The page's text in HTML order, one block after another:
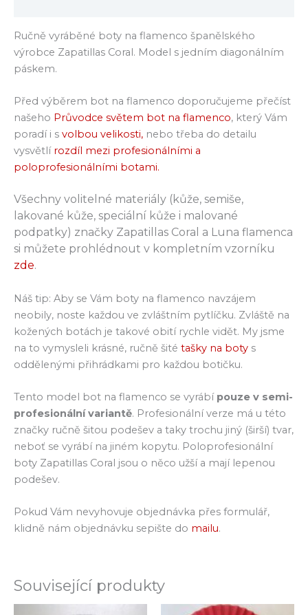
Ručně vyráběné boty na flamenco španělského
výrobce Zapatillas Coral. Model s jedním diagonálním
páskem.
Před výběrem bot na flamenco doporučujeme přečíst
našeho Průvodce světem bot na flamenco, který Vám
poradí i s volbou velikosti, nebo třeba do detailu
vysvětlí rozdíl mezi profesionálními a
poloprofesionálními botami.
Všechny volitelné materiály (kůže, semiše,
lakované kůže, speciální kůže i malované
podpatky) značky Zapatillas Coral a Luna flamenca
si můžete prohlédnout v kompletním vzorníku
zde.
Náš tip: Aby se Vám boty na flamenco navzájem
neobily, noste každou ve zvláštním pytlíčku. Zvláště na
kožených botách je takové obití rychle vidět. My jsme
na to vymysleli krásné, ručně šité tašky na boty s
oddělenými přihrádkami pro každou botičku.
Tento model bot na flamenco se vyrábípouze v semi-
profesionální variantě. Profesionální verze má u této
značky ručně šitou podešev a taky trochu jiný (širší) tvar,
neboť se vyrábí na jiném kopytu. Poloprofesionální
boty Zapatillas Coral jsou o něco užší a mají lepenou
podešev.
Pokud Vám nevyhovuje objednávka přes formulář,
klidně nám objednávku sepište do mailu.
Související produkty